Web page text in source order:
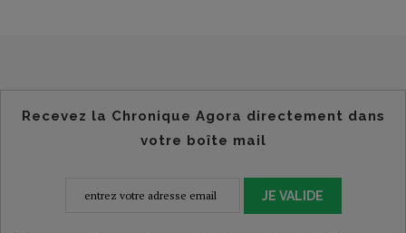
Recevez la Chronique Agora directement dans
votre boîte mail
JE VALIDE